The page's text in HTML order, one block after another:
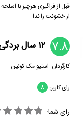
قبل از فراگیری هرچیز با
از خشونت را ندا...
7.8 ۱۲ سال بردگی
کارگردان: استیو مک کوئین
رای کاربر: 8
رای شما: